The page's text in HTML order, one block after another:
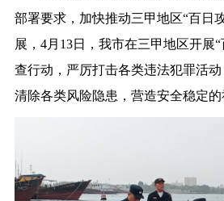
部署要求，加快推动三甲地区“百日
展，4月13日，我市在三甲地区开展
查行动，严厉打击各类违法犯罪活
清除各类风险隐患，营造安全稳定的